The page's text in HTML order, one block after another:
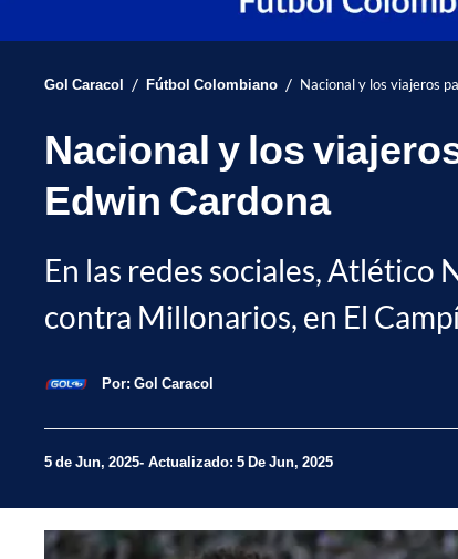
Gol Caracol / Fútbol Colombiano / Nacional y los viajeros
Nacional y los
Edwin Cardona
En las redes sociales, Atlético
contra Millonarios, en El
Por: Gol Caracol
5 de Jun, 2025 Actualizado: 5 De Jun, 2025